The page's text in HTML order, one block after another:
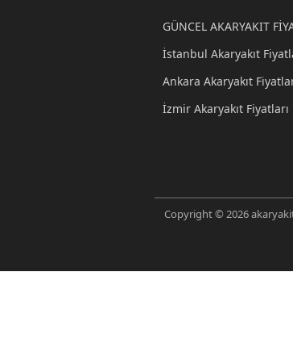
GÜNCEL AKARYAKIT
İstanbul Akaryakıt
Ankara Akaryakıt
İzmir Akaryakıt Fiyatları
Copyright © 2026